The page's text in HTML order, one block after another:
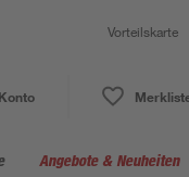
Vorteilskarte
Angebote & Neuheiten